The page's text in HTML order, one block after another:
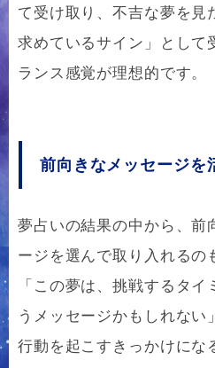
て受け取り、不吉な夢を見
求めているサイン」として
ランス感覚が理想的です。
前向きなメッセージを
夢占いの結果の中から、前
ージを選んで取り入れるの
「この夢は、挑戦するタ
うメッセージかもしれない
行動を起こすきっかけにな